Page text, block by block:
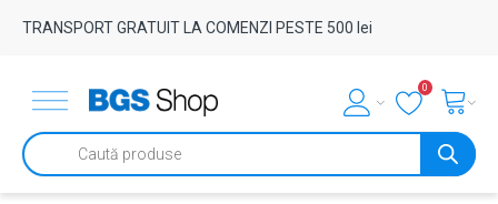
TRANSPORT GRATUIT LA COMENZI PESTE 500 lei
0
Products
search